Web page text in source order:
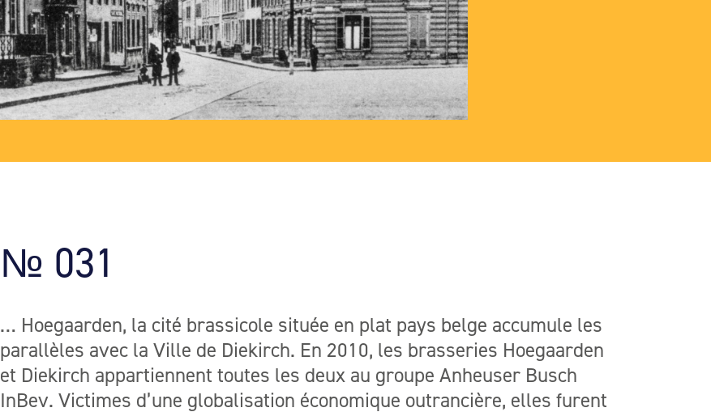
№ 031
… Hoegaarden, la cité brassicole située en plat pays belge accumule les
parallèles avec la Ville de Diekirch. En 2010, les brasseries Hoegaarden
et Diekirch appartiennent toutes les deux au groupe Anheuser Busch
InBev. Victimes d’une globalisation économique outrancière, elles furent